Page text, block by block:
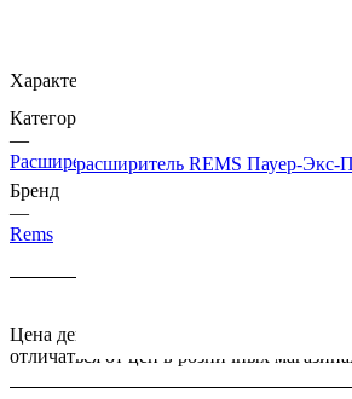
Характеристики
Категория
—
Расширение, отбортовка
Бренд
—
Rems
Цена действительна только для
отличаться от цен в розничных